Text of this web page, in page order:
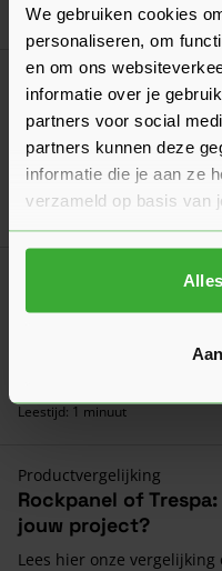
We gebruiken cookies
personaliseren, om
en om ons
informatie over je
partners voor social
partners kunnen deze
informatie die je aan ze
verzameld op basis van
Goed voorbereid
Verwerkingsadvies
Rockpanel Montage
Lees hier ons
montage van je
Laatst gewijzigd: Juni 2026
Leestijd: 1 minuut
overzicht en kies de juiste
Leestijd: 1 minuut
Productvergelijking
Rockpanel of
jouw project?
Lees hier onze